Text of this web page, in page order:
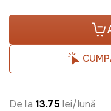
De la 13.75 lei/lună